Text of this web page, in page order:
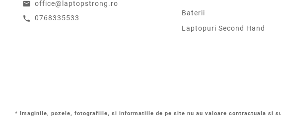
email office@laptopstrong.ro
call 0768335533
Baterii
Laptopuri Second Hand
* Imaginile, pozele, fotografiile, si informatiile de pe site nu au valoare contractuala si